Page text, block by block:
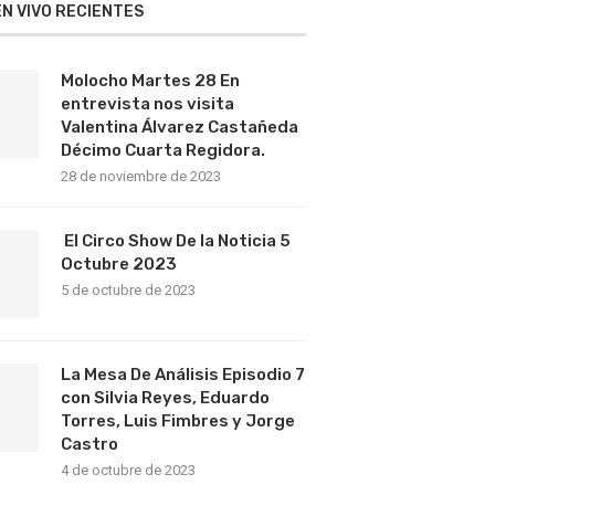
VIVO RECIENTES
Molocho Martes 28 En
entrevista nos visita
Valentina Álvarez Castañeda
Décimo Cuarta Regidora.
28 de noviembre de 2023
El Circo Show De la Noticia 5
Octubre 2023
5 de octubre de 2023
La Mesa De Análisis Episodio 7
con Silvia Reyes, Eduardo
Torres, Luis Fimbres y Jorge
Castro
4 de octubre de 2023